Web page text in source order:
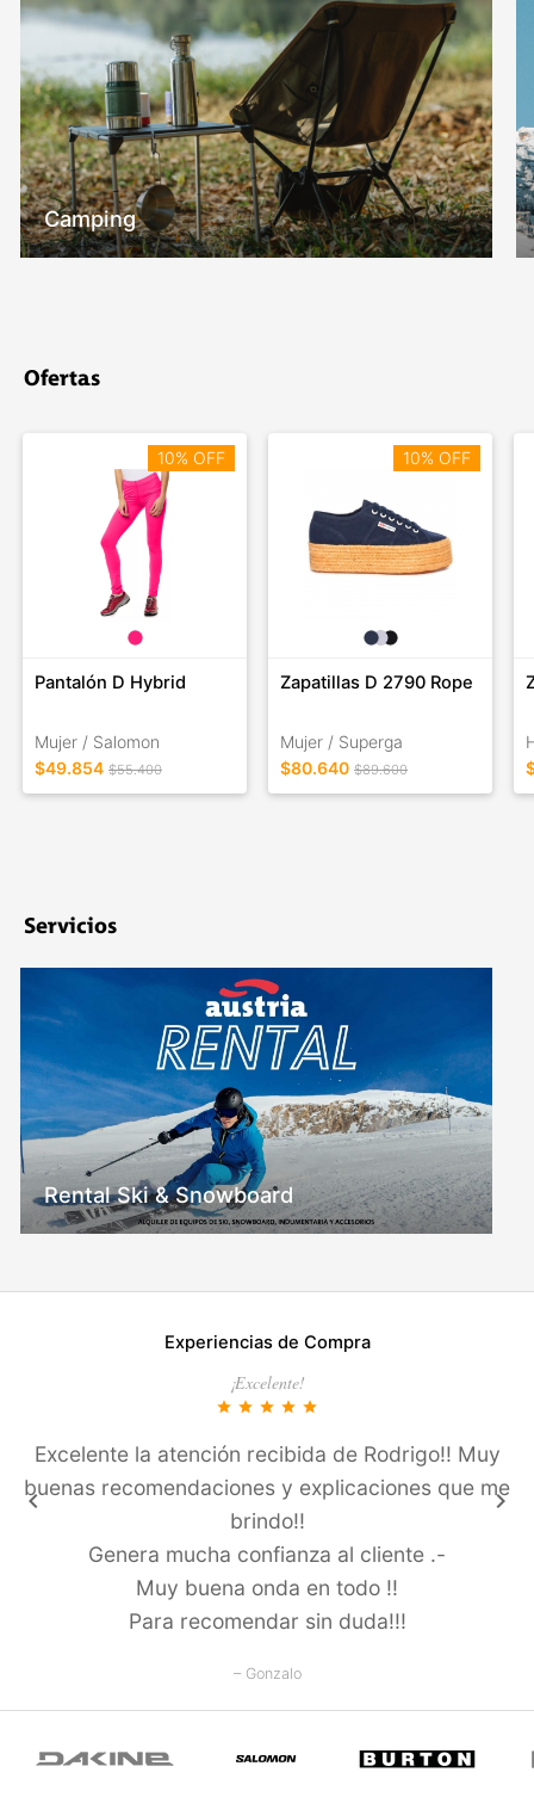
Camping
Ofertas
10% OFF
Pantalón D Hybrid
Mujer / Salomon
$49.854 $55.400
10% OFF
Zapatillas D 2790 Rope
Mujer / Superga
$80.640 $89.600
Servicios
Rental Ski & Snowboard
Experiencias de Compra
¡Excelente!
star star star star star
Excelente la atención recibida de Rodrigo!! Muy
buenas recomendaciones y explicaciones que me
brindo!!
Genera mucha confianza al cliente .-
Muy buena onda en todo !!
Para recomendar sin duda!!!
– Gonzalo
keyboard_arrow_left keyboard_arrow_right